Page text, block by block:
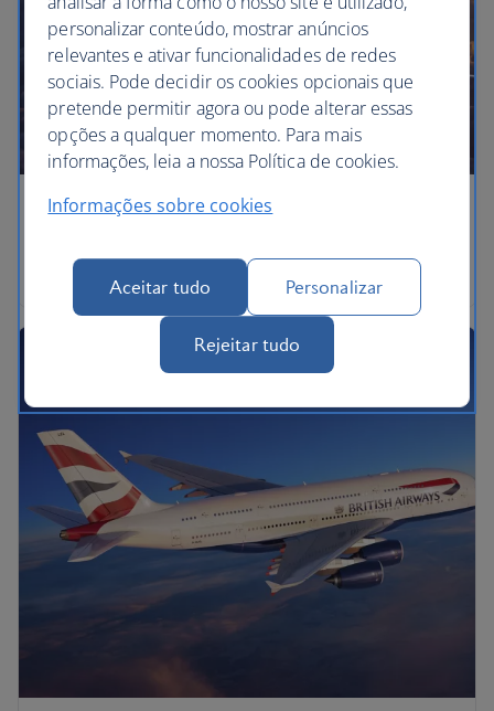
Airbus A350
Airbus A350-1000
personalizar conteúdo, mostrar anúncios
relevantes e ativar funcionalidades de redes
sociais. Pode decidir os cookies opcionais que
pretende permitir agora ou pode alterar essas
opções a qualquer momento. Para mais
informações, leia a nossa Política de cookies.
Informações sobre cookies
Aceitar tudo Personalizar
Rejeitar tudo